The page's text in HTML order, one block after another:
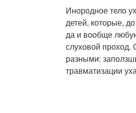
Инородное тело
детей, которые,
да и вообще
слуховой проход.
разными:
травматизации